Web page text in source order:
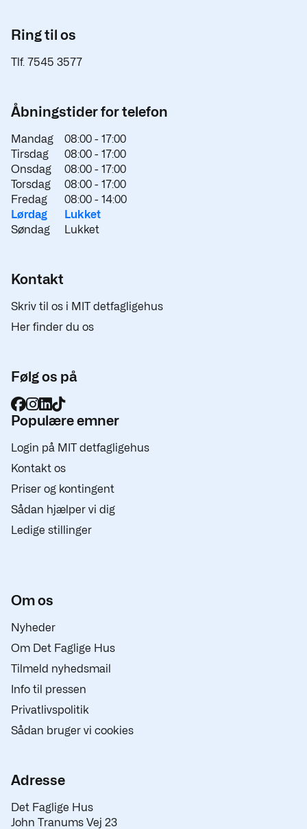
Ring til os
Tlf. 7545 3577
Åbningstider for telefon
Mandag 08:00 - 17:00
Tirsdag
08:00 - 17:00
Onsdag
08:00 - 17:00
Torsdag
08:00 - 17:00
Fredag
08:00 - 14:00
Lørdag
Lukket
Søndag
Lukket
Kontakt
Skriv til os i MIT detfagligehus
Her finder du os
Følg os på
Populære emner
Login på MIT detfagligehus
Kontakt os
Priser og kontingent
Sådan hjælper vi dig
Ledige stillinger
Om os
Nyheder
Om Det Faglige Hus
Tilmeld nyhedsmail
Info til pressen
Privatlivspolitik
Sådan bruger vi cookies
Adresse
Det Faglige Hus
John Tranums Vej 23